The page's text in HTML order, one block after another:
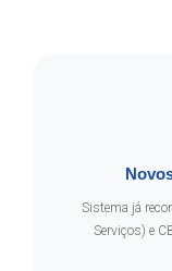
Sistema já
Serviços) e